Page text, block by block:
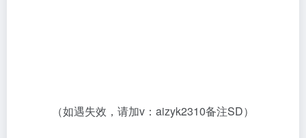
（如遇失效，请加v：aizyk2310备注SD）